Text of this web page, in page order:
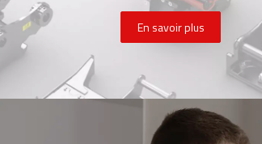
En savoir plus